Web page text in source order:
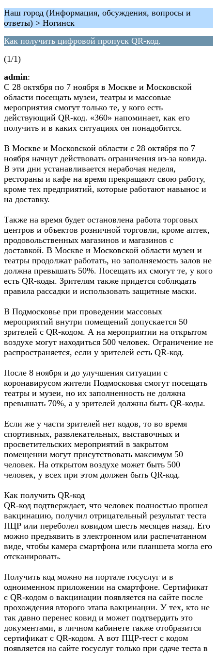
Наш город (Информация, обсуждения, вопросы и
ответы) > Ногинск
Как получить цифровой пропуск QR-код.
(1/1)
admin:
С 28 октября по 7 ноября в Москве и Московской
области посещать музеи, театры и массовые
мероприятия смогут только те, у кого есть
действующий QR-код. «360» напоминает, как его
получить и в каких ситуациях он понадобится.
В Москве и Московской области с 28 октября по 7
ноября начнут действовать ограничения из-за ковида.
В эти дни устанавливается нерабочая неделя,
рестораны и кафе на время прекращают свою работу,
кроме тех предприятий, которые работают навынос и
на доставку.
Также на время будет остановлена работа торговых
центров и объектов розничной торговли, кроме аптек,
продовольственных магазинов и магазинов с
доставкой. В Москве и Московской области музеи и
театры продолжат работать, но заполняемость залов не
должна превышать 50%. Посещать их смогут те, у кого
есть QR-коды. Зрителям также придется соблюдать
правила рассадки и использовать защитные маски.
В Подмосковье при проведении массовых
мероприятий внутри помещений допускается 50
зрителей с QR-кодом. А на мероприятии на открытом
воздухе могут находиться 500 человек. Ограничение не
распространяется, если у зрителей есть QR-код.
После 8 ноября и до улучшения ситуации с
коронавирусом жители Подмосковья смогут посещать
театры и музеи, но их заполненность не должна
превышать 70%, а у зрителей должны быть QR-коды.
Если же у части зрителей нет кодов, то во время
спортивных, развлекательных, выставочных и
просветительских мероприятий в закрытом
помещении могут присутствовать максимум 50
человек. На открытом воздухе может быть 500
человек, у всех при этом должен быть QR-код.
Как получить QR-код
QR-код подтверждает, что человек полностью прошел
вакцинацию, получил отрицательный результат теста
ПЦР или переболел ковидом шесть месяцев назад. Его
можно предъявить в электронном или распечатанном
виде, чтобы камера смартфона или планшета могла его
отсканировать.
Получить код можно на портале госуслуг и в
одноименном приложении на смартфоне. Сертификат
с QR-кодом о вакцинации появляется на сайте после
прохождения второго этапа вакцинации. У тех, кто не
так давно перенес ковид и может подтвердить это
документами, в личном кабинете также отобразится
сертификат с QR-кодом. А вот ПЦР-тест с кодом
появляется на сайте госуслуг только при сдаче теста в